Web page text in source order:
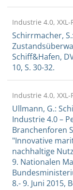
Industrie 4.0, XXL-
Schirrmacher,
Schiff&Hafen,
10, S. 30-32.
Industrie 4.0, XXL-
Ullmann, G.:
Industrie 4.0 –
Branchenforen
"Innovative
nachhaltige
9. Nationalen
8.- 9. Juni 2015,